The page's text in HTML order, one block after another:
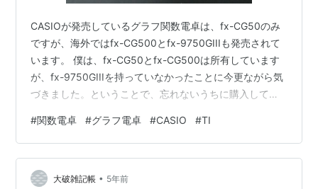
CASIOが発売しているグラフ関数電卓は、fx-CG50のみ
ですが、海外ではfx-CG500とfx-9750GIIIも発売されて
います。 僕は、fx-CG50とfx-CG500は所有しています
が、fx-9750GIIIを持っていなかったことに今更ながら気
づきました。ということで、忘れないうちに購入してお
ド関数電卓のfx-JP900が置いてあって、普段、三角関数
などを計算する必要がある時は、これを使用していま
す。 会社の机の上には、SHARPのEL-5060J-xが置いて
あります。携帯の関数電卓や、Excelを使うより、さっ
#関数電卓 #グラフ電卓 #CASIO #TI
大破雑記帳 • 5年前